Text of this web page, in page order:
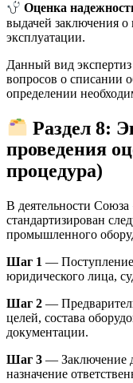
Оценка
выдачей заключения
эксплуатации.
Данный вид
вопросов о списании
определении
Раздел 8:
проведения
процедура)
В деятельности
стандартизирован
промышленного
Шаг 1 — Поступление
юридического лица,
Шаг 2 —
целей, состава
документации.
Шаг 3 — Заключение
назначение